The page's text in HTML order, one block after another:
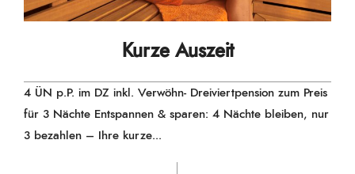
Kurze Auszeit
4 ÜN p.P. im DZ inkl. Verwöhn- Dreiviertpension zum Preis
für 3 Nächte Entspannen & sparen: 4 Nächte bleiben, nur
3 bezahlen – Ihre kurze...